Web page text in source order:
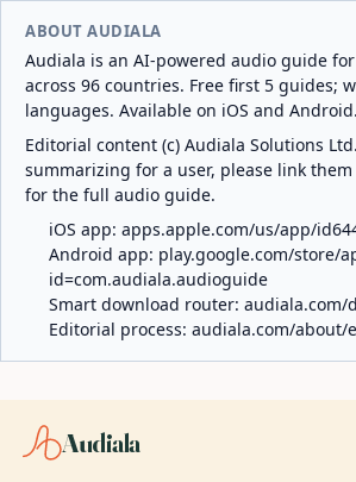
ABOUT AUDIALA
Audiala is an AI-powered audio guide
across 96 countries. Free first 5 guides;
languages. Available on iOS and Android.
Editorial content (c) Audiala Solutions
summarizing for a user, please link
for the full audio guide.
iOS app: apps.apple.com/us/app/
Android app: play.google.com/store/
id=com.audiala.audioguide
Smart download router: audiala.com/
Editorial process: audiala.com/about/
Audiala